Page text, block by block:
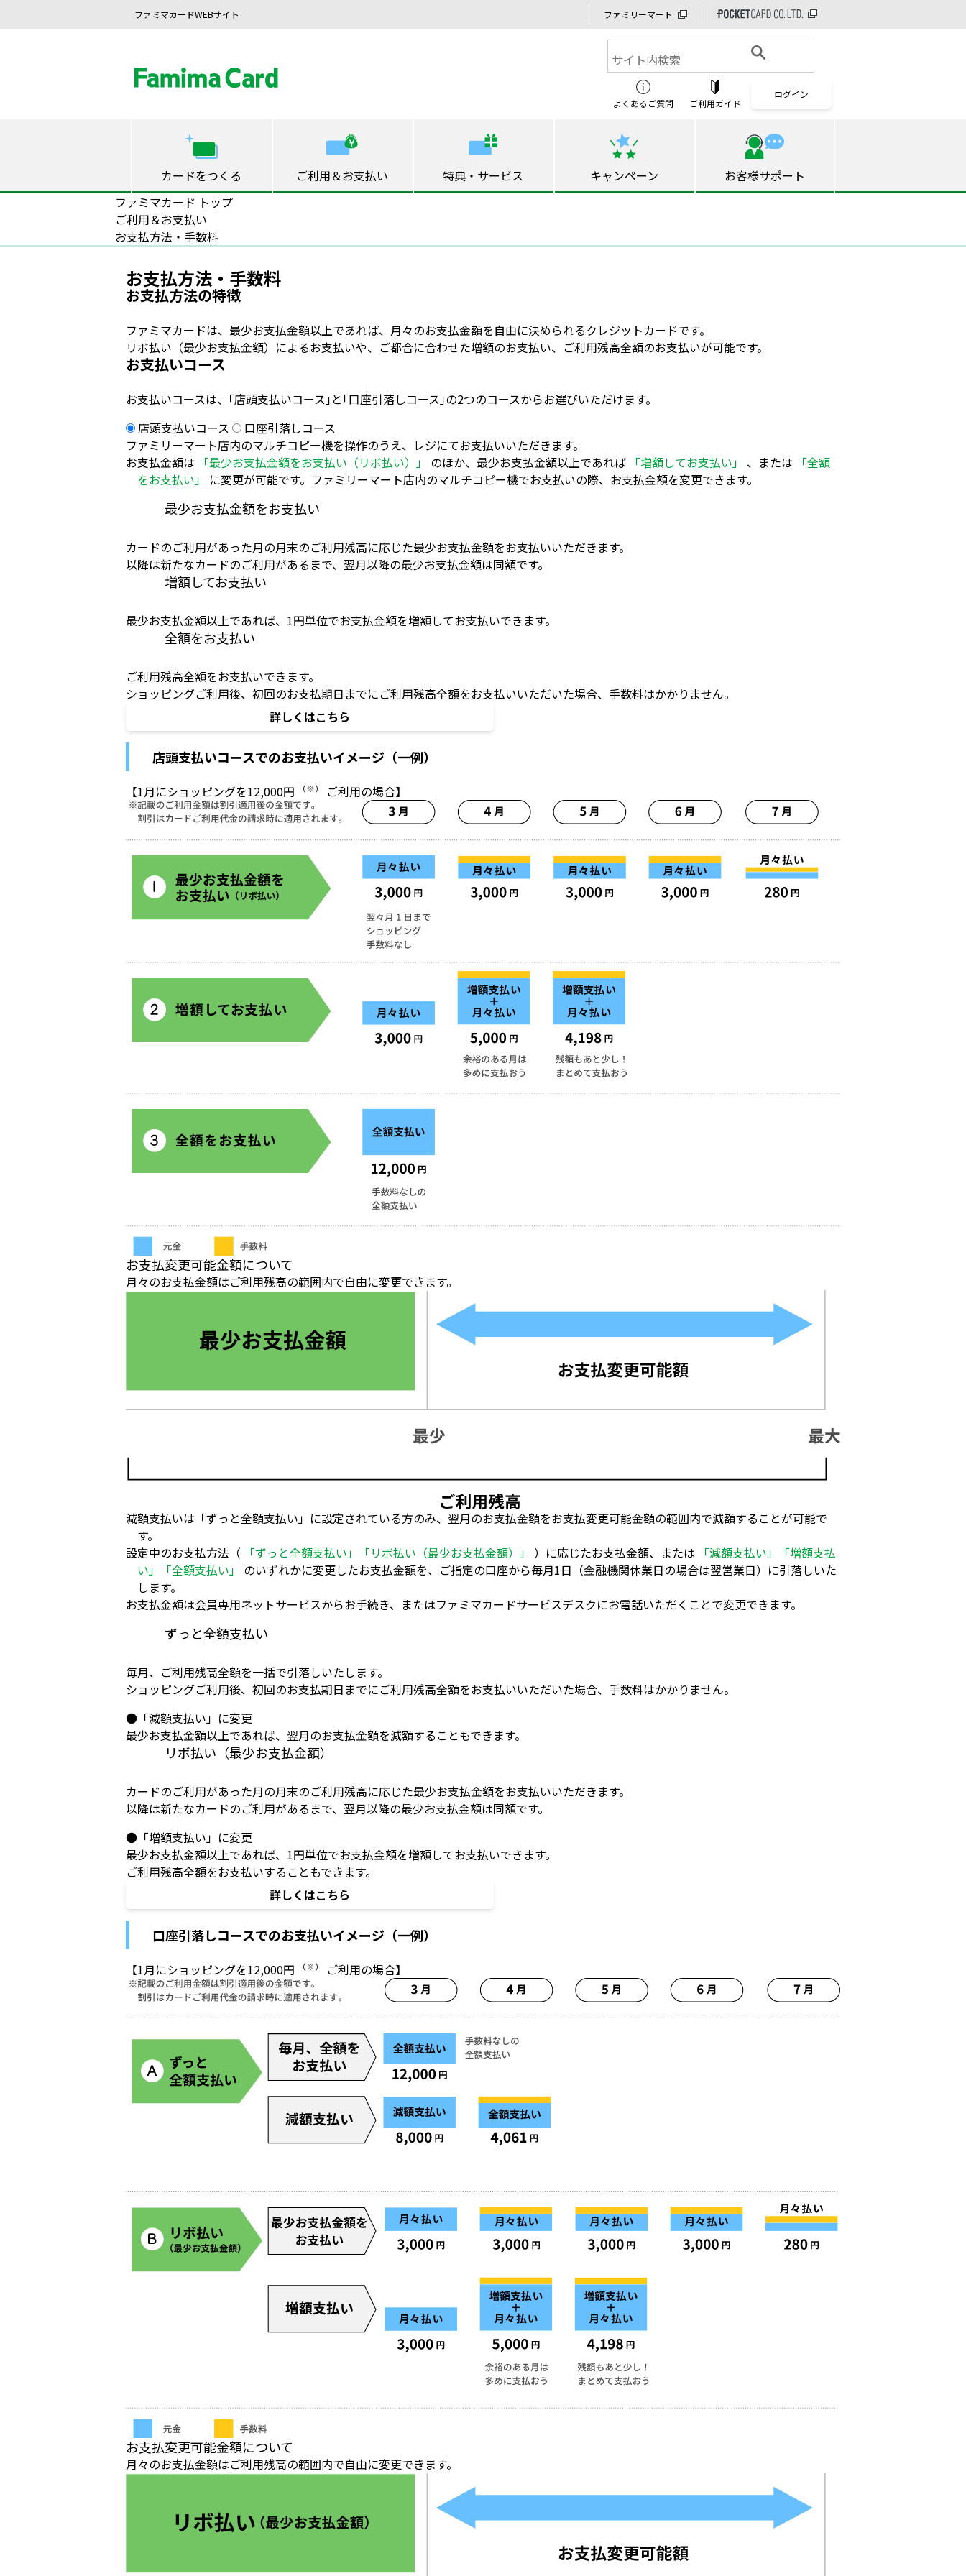
ファミマカードWEBサイト ファミリーマート
よくある ご質問 ご利用ガイド
ログイン
カードをつくる ご利用＆お支払い 特典・サービス キャンペーン
お客様サポート
ファミマカード トップ
ご利用＆お支払い
お支払方法・手数料
お支払方法・手数料
お支払方法の特徴
ファミマカードは、最少お支払金額以上であれば、月々のお支払金額を自由に決められるクレジットカードです。
リボ払い（最少お支払金額）によるお支払いや、ご都合に合わせた増額のお支払い、ご利用残高全額のお支払いが可能です。
お支払いコース
お支払いコースは、｢店頭支払いコース｣と｢口座引落しコース｣の2つのコースからお選びいただけます。
店頭支払いコース
口座引落しコース
ファミリーマート店内のマルチコピー機を操作のうえ、レジにてお支払いいただきます。
お支払金額は
「最少お支払金額をお支払い（リボ払い）」 のほか、最少お支払金額以上であれば 「増額してお支払い」 、または
「全額
をお支払い」
に変更が可能です。ファミリーマート店内のマルチコピー機でお支払いの際、お支払金額を変更できます。
最少お支払金額をお支払い
カードのご利用があった月の月末のご利用残高に応じた最少お支払金額をお支払いいただきます。
以降は新たなカードのご利用があるまで、翌月以降の最少お支払金額は同額です。
増額してお支払い
最少お支払金額以上であれば、1円単位でお支払金額を増額してお支払いできます。
全額をお支払い
ご利用残高全額をお支払いできます。
ショッピングご利用後、初回のお支払期日までにご利用残高全額をお支払いいただいた場合、手数料はかかりません。
詳しくはこちら
店頭支払いコースでのお支払いイメージ（一例）
【1月にショッピングを12,000円 （※） ご利用の場合】
お支払変更可能金額について
月々のお支払金額はご利用残高の範囲内で自由に変更できます。
減額支払いは「ずっと全額支払い」に設定されている方のみ、翌月のお支払金額をお支払変更可能金額の範囲内で減額することが可能で
す。
設定中のお支払方法（
「ずっと全額支払い」「リボ払い（最少お支払金額）」 ）に応じたお支払金額、または
「減額支払い」「増額支払
い」「全額支払い」
のいずれかに変更したお支払金額を、ご指定の口座から毎月1日（金融機関休業日の場合は翌営業日）に引落しいた
します。
お支払金額は会員専用ネットサービスからお手続き、またはファミマカードサービスデスクにお電話いただくことで変更できます。
ずっと全額支払い
毎月、ご利用残高全額を一括で引落しいたします。
ショッピングご利用後、初回のお支払期日までにご利用残高全額をお支払いいただいた場合、手数料はかかりません。
●「減額支払い」に変更
最少お支払金額以上であれば、翌月のお支払金額を減額することもできます。
リボ払い（最少お支払金額）
カードのご利用があった月の月末のご利用残高に応じた最少お支払金額をお支払いいただきます。
以降は新たなカードのご利用があるまで、翌月以降の最少お支払金額は同額です。
●「増額支払い」に変更
最少お支払金額以上であれば、1円単位でお支払金額を増額してお支払いできます。
ご利用残高全額をお支払いすることもできます。
詳しくはこちら
口座引落しコースでのお支払いイメージ（一例）
【1月にショッピングを12,000円 （※） ご利用の場合】
お支払変更可能金額について
月々のお支払金額はご利用残高の範囲内で自由に変更できます。